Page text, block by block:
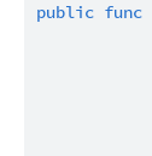
public func